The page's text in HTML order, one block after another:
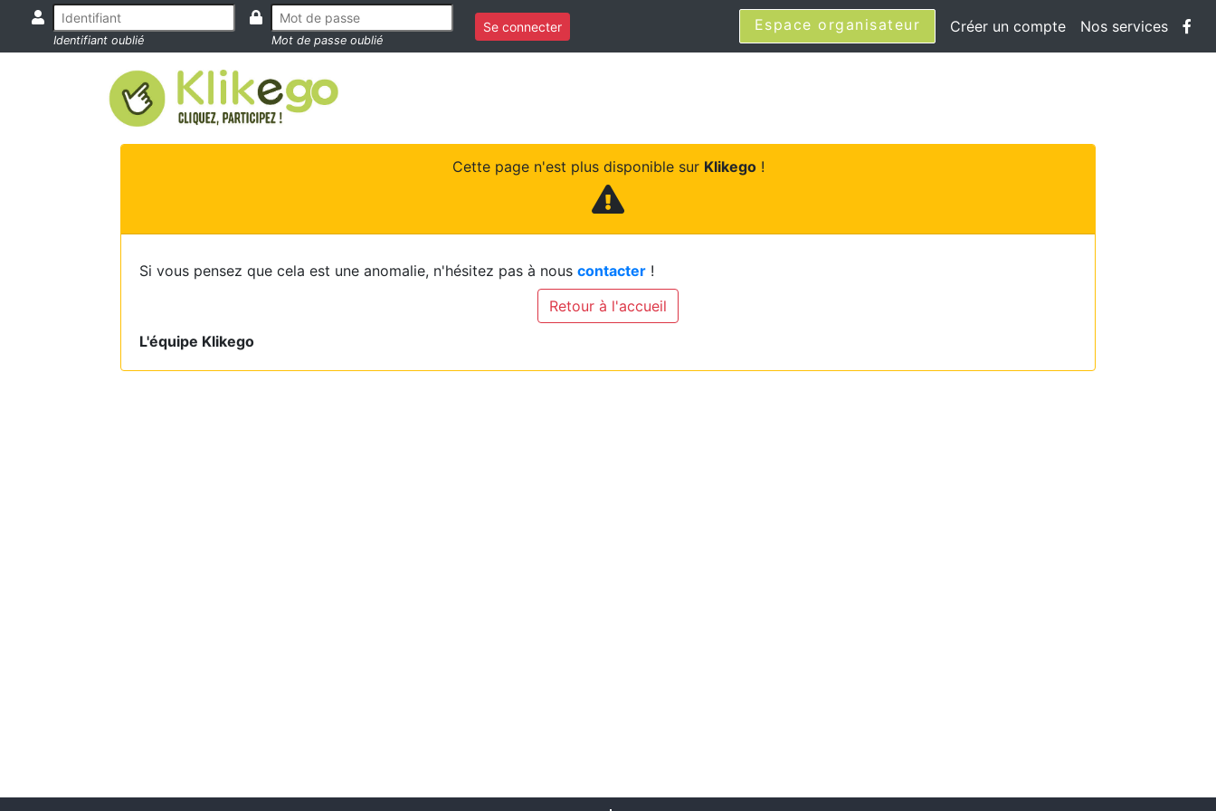
Identifiant oublié Mot de passe oublié
Se connecter Espace organisateur Créer un compte Nos services
Cette page n'est plus disponible sur Klikego!
Si vous pensez que cela est une anomalie, n'hésitez pas à nous contacter !
Retour à l'accueil
L'équipe Klikego